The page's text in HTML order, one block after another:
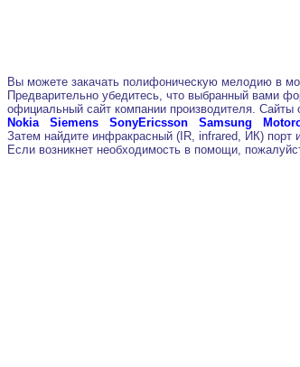
Вы можете закачать полифоническую мелодию в
Предварительно убедитесь, что выбранный вами
официальный сайт компании производителя.
Nokia
Siemens SonyEricsson Samsung
Затем найдите инфракрасный (IR, infrared, ИК)
Если возникнет необходимость в помощи,